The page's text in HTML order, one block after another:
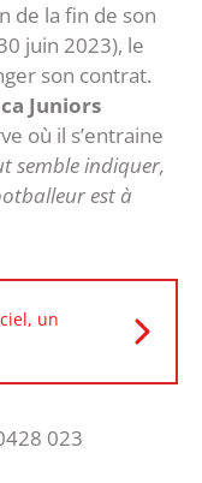
de la fin de son
juin 2023), le
son contrat.
Juniors
où il s’entraine
semble indiquer,
est à
un